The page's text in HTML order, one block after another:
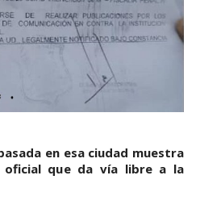
en esa ciudad muestra
que da vía libre a la